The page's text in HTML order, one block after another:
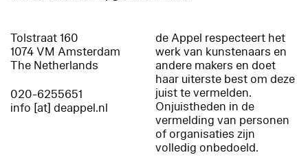
Tolstraat 160
1074 VM Amsterdam
The Netherlands
020-6255651
info [at] deappel.nl
de Appel respecteert het
werk van kunstenaars en
andere makers en doet
haar uiterste best om deze
juist te vermelden.
Onjuistheden in de
vermelding van personen
of organisaties zijn
volledig onbedoeld.